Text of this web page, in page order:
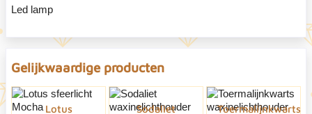
Led lamp
Gelijkwaardige producten
Lotus
Sodaliet
Toermalijnkwarts